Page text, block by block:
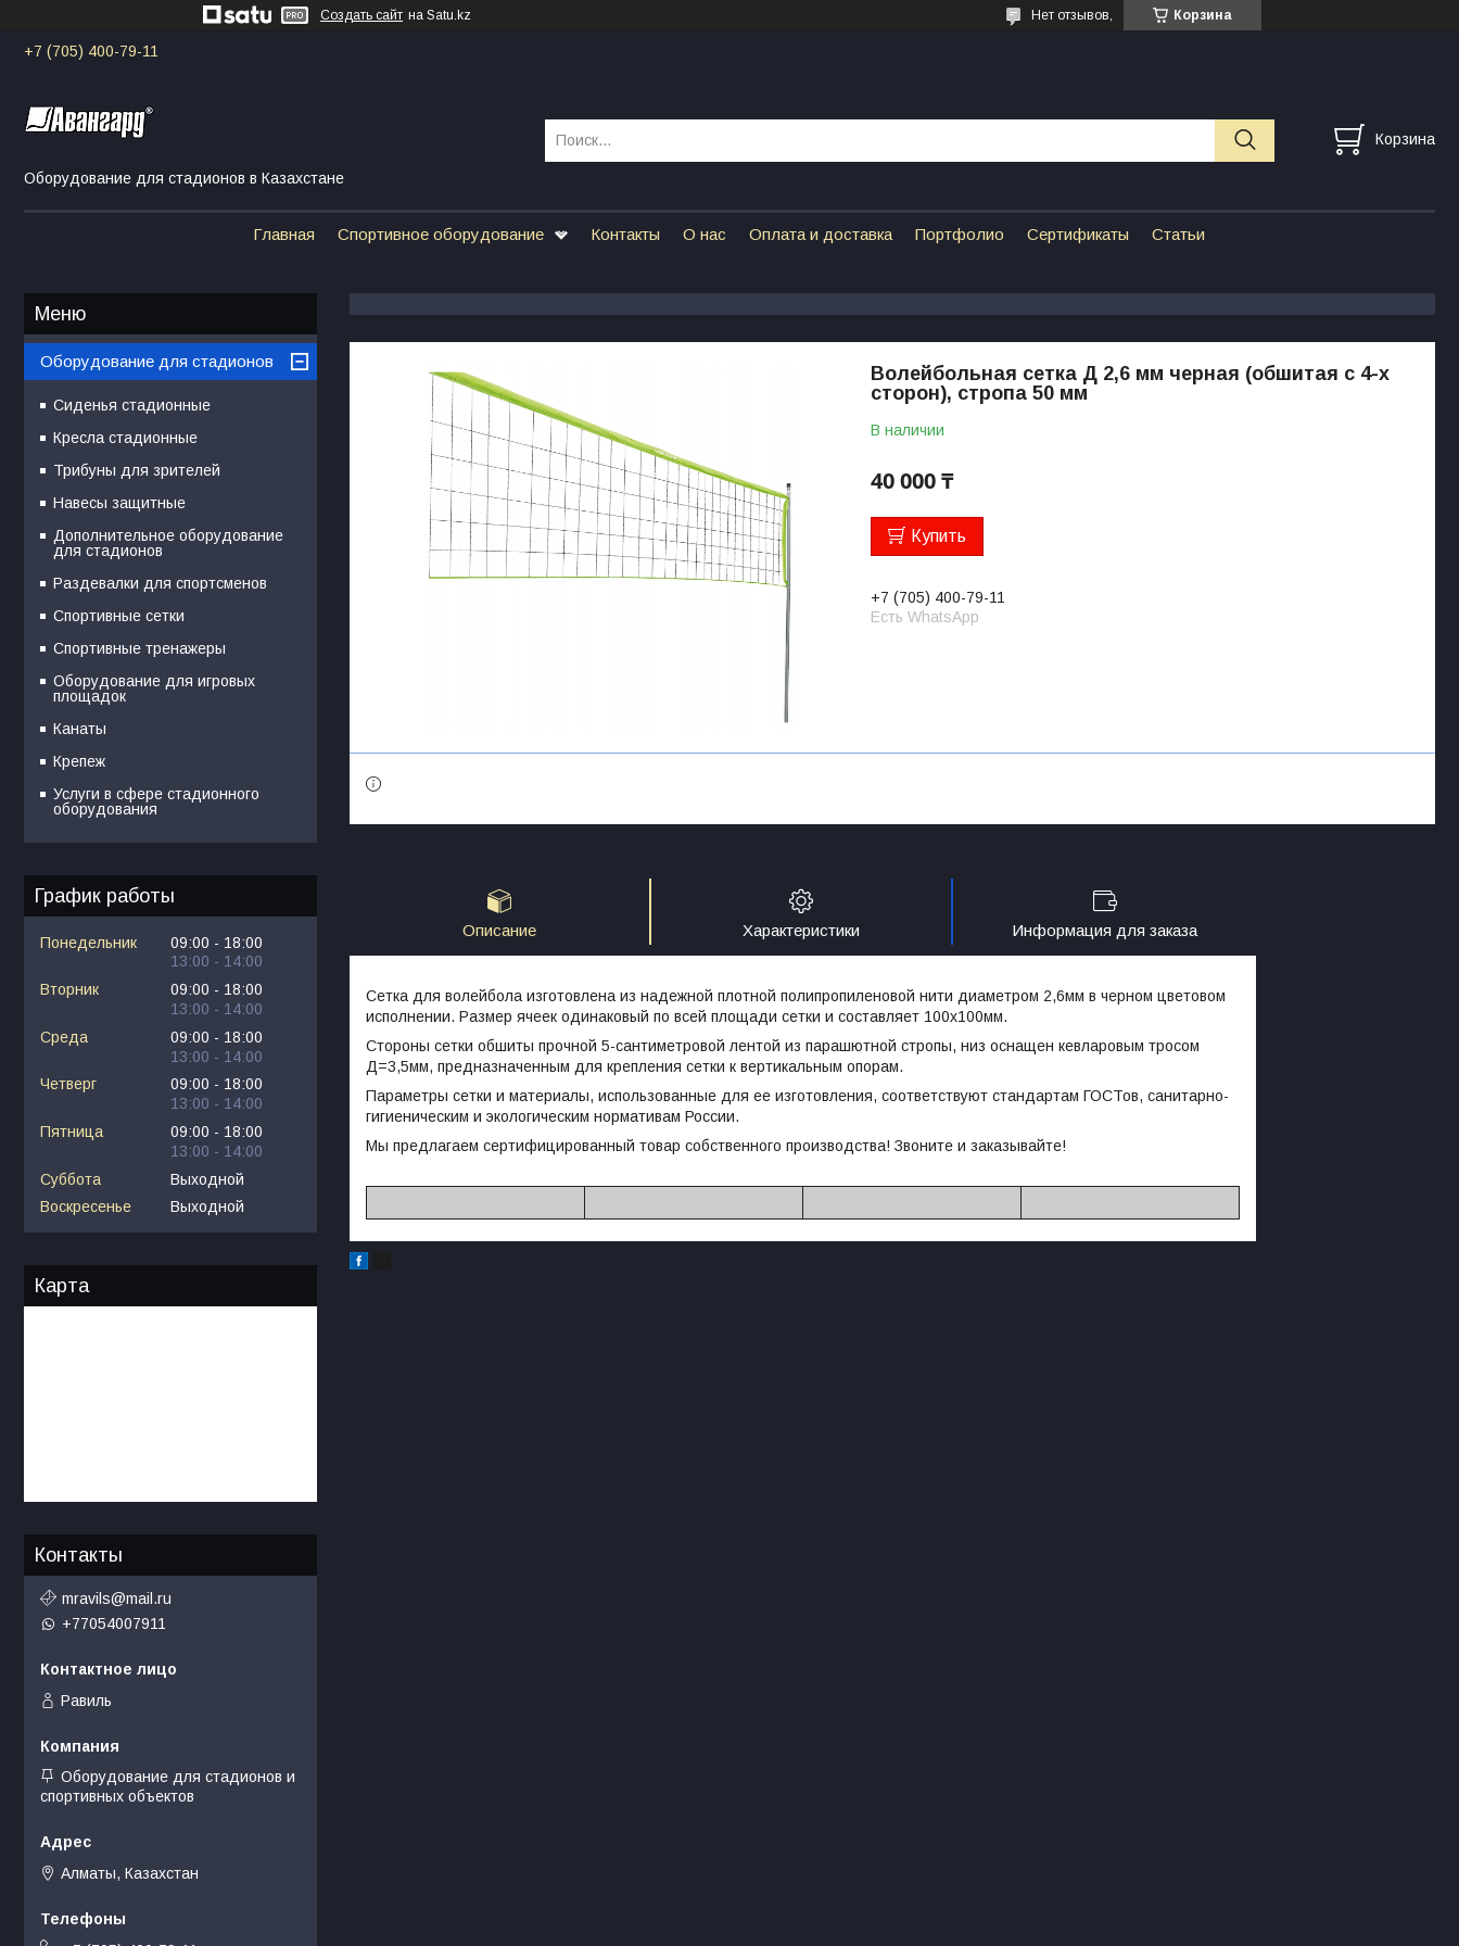
Создать сайт на Satu.kz Корзина
Нет отзывов,
+7 (705) 400-79-11
Оборудование для стадионов в Казахстане
Корзина
Главная Спортивное оборудование Контакты О нас Оплата и доставка Портфолио Сертификаты Статьи
Волейбольная сетка Д 2,6 мм черная (обшитая с 4-х
сторон), стропа 50 мм
В наличии
40 000 ₸
Купить
+7 (705) 400-79-11
Есть WhatsApp
Описание Характеристики Информация для заказа
Сетка для волейбола изготовлена из надежной плотной полипропиленовой нити диаметром 2,6мм в черном цветовом
исполнении. Размер ячеек одинаковый по всей площади сетки и составляет 100х100мм.
Стороны сетки обшиты прочной 5-сантиметровой лентой из парашютной стропы, низ оснащен кевларовым тросом
Д=3,5мм, предназначенным для крепления сетки к вертикальным опорам.
Параметры сетки и материалы, использованные для ее изготовления, соответствуют стандартам ГОСТов, санитарно-
гигиеническим и экологическим нормативам России.
Мы предлагаем сертифицированный товар собственного производства! Звоните и заказывайте!
Оборудование для стадионов
Сиденья стадионные
Кресла стадионные
Трибуны для зрителей
Навесы защитные
Дополнительное оборудование
для стадионов
Раздевалки для спортсменов
Спортивные сетки
Спортивные тренажеры
Оборудование для игровых
площадок
Канаты
Крепеж
Услуги в сфере стадионного
оборудования
График работы
Понедельник 09:00
18:00
13:00
14:00
Вторник
09:00
18:00
13:00
14:00
Среда
09:00
18:00
13:00
14:00
Четверг
09:00
18:00
13:00
14:00
Пятница
09:00
18:00
13:00
14:00
Суббота
Выходной
Воскресенье
Выходной
Карта
Контакты
mravils@mail.ru
+77054007911
Равиль
Оборудование для стадионов и
спортивных объектов
Алматы, Казахстан